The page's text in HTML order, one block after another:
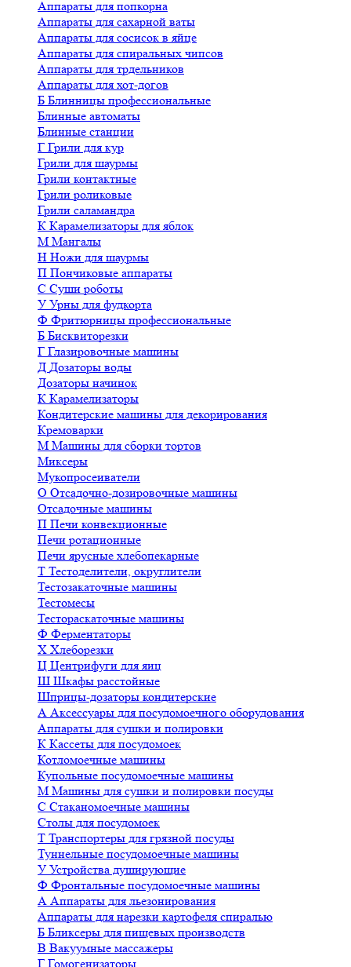
Аппараты для попкорна
Аппараты для сахарной ваты
Аппараты для сосисок в яйце
Аппараты для спиральных чипсов
Аппараты для трдельников
Аппараты для хот-догов
Б Блинницы профессиональные
Блинные автоматы
Блинные станции
Г Грили для кур
Грили для шаурмы
Грили контактные
Грили роликовые
Грили саламандра
К Карамелизаторы для яблок
М Мангалы
Н Ножи для шаурмы
П Пончиковые аппараты
С Суши роботы
У Урны для фудкорта
Ф Фритюрницы профессиональные
Б Бисквиторезки
Г Глазировочные машины
Д Дозаторы воды
Дозаторы начинок
К Карамелизаторы
Кондитерские машины для декорирования
Кремоварки
М Машины для сборки тортов
Миксеры
Мукопросеиватели
О Отсадочно-дозировочные машины
Отсадочные машины
П Печи конвекционные
Печи ротационные
Печи ярусные хлебопекарные
Т Тестоделители, округлители
Тестозакаточные машины
Тестомесы
Тестораскаточные машины
Ф Ферментаторы
Х Хлеборезки
Ц Центрифуги для яиц
Ш Шкафы расстойные
Шприцы-дозаторы кондитерские
А Аксессуары для посудомоечного оборудования
Аппараты для сушки и полировки
К Кассеты для посудомоек
Котломоечные машины
Купольные посудомоечные машины
М Машины для сушки и полировки посуды
С Стаканомоечные машины
Столы для посудомоек
Т Транспортеры для грязной посуды
Туннельные посудомоечные машины
У Устройства душирующие
Ф Фронтальные посудомоечные машины
А Аппараты для льезонирования
Аппараты для нарезки картофеля спиралью
Б Бликсеры для пищевых производств
В Вакуумные массажеры
Г Гомогенизаторы